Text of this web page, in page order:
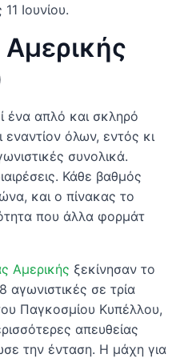
Ιουνίου.
ένα απλό και σκληρό
όλων, εντός κι
συνολικά.
Κάθε βαθμός
και ο πίνακας το
που άλλα φορμάτ
Αμερικής ξεκίνησαν το
αγωνιστικές σε τρία
Παγκοσμίου Κυπέλλου,
απευθείας
την ένταση. Η μάχη για